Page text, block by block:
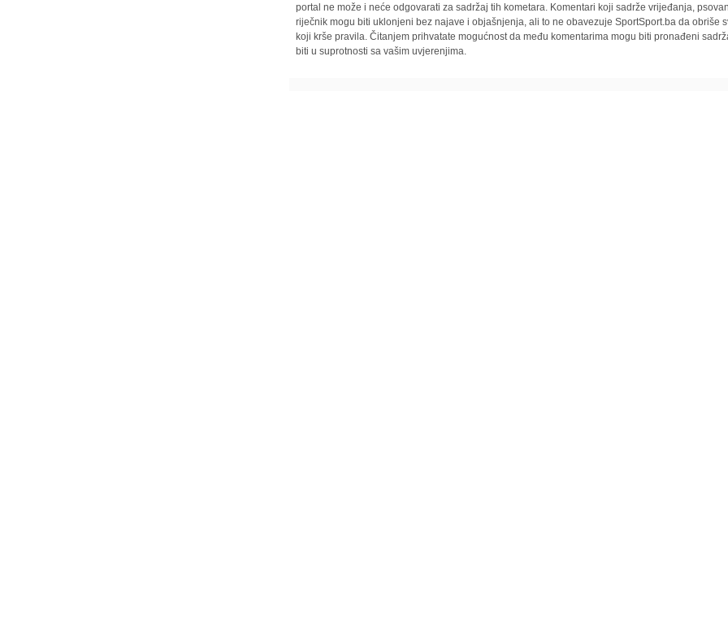
portal ne može i neće odgovarati za sadržaj tih kometara. Komentari koji sadrže vrijeđanja,
riječnik mogu biti uklonjeni bez najave i objašnjenja, ali to ne obavezuje SportSport.ba da obriše
koji krše pravila. Čitanjem prihvatate mogućnost da među komentarima mogu biti pronađeni
biti u suprotnosti sa vašim uvjerenjima.